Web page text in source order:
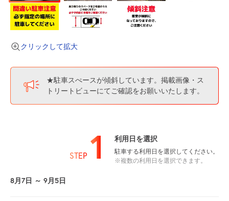
クリックして拡大
★駐車スぺースが傾斜しています。掲載画像・ス
トリートビューにてご確認をお願いいたします。
STEP 1 利用日を選択
駐車する利用日を選択してください。
※複数の利用日を選択できます。
8月7日 ～ 9月5日